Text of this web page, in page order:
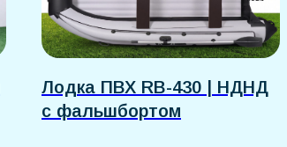
Лодка ПВХ RB-430 | НДНД
с фальшбортом